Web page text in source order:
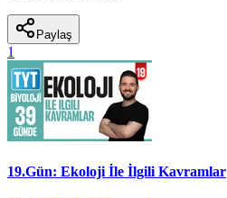
Paylaş
1
19.Gün: Ekoloji İle İlgili Kavramlar